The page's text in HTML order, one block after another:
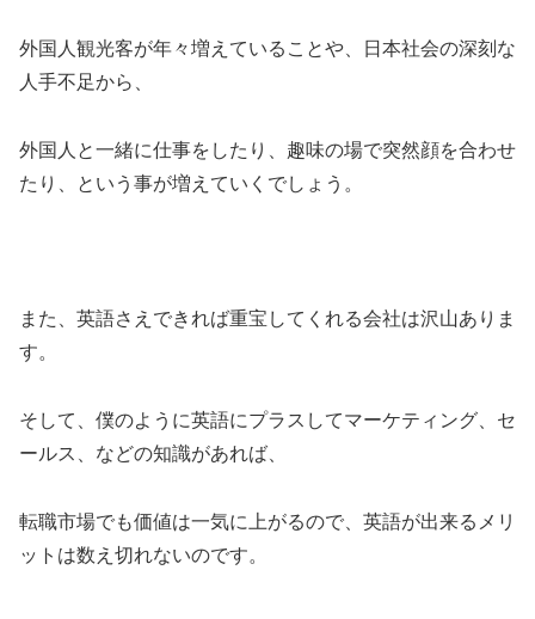
外国人観光客が年々増えていることや、日本社会の深刻な
人手不足から、
外国人と一緒に仕事をしたり、趣味の場で突然顔を合わせ
たり、という事が増えていくでしょう。
また、英語さえできれば重宝してくれる会社は沢山ありま
す。
そして、僕のように英語にプラスしてマーケティング、セ
ールス、などの知識があれば、
転職市場でも価値は一気に上がるので、英語が出来るメリ
ットは数え切れないのです。